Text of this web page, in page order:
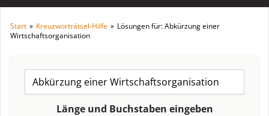
Start » Kreuzworträtsel-Hilfe » Lösungen für: Abkürzung einer
Wirtschaftsorganisation
Länge und Buchstaben eingeben